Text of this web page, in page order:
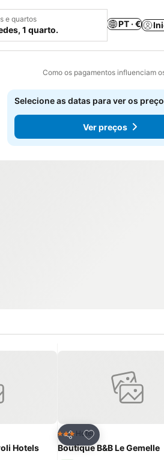
e quartos
1 quarto.
PT · €
Como os pagamentos influenciam
aos favoritos
Selecione as datas para ver os
Ver preços
favoritos
Hotels
Partilhar
Adicionar aos
3 Estrelas
Hotel
Boutique B&B Le Gemelle